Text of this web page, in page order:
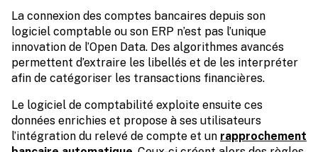
La connexion des comptes bancaires depuis son
logiciel comptable ou son ERP n’est pas l’unique
innovation de l’Open Data. Des algorithmes avancés
permettent d’extraire les libellés et de les interpréter
afin de catégoriser les transactions financières.
Le logiciel de comptabilité exploite ensuite ces
données enrichies et propose à ses utilisateurs
l’intégration du relevé de compte et un rapprochement